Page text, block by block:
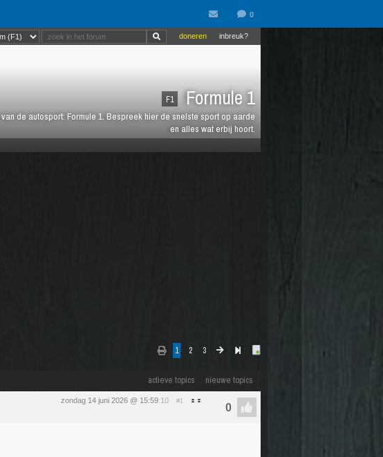
F1 Formule 1
de autosport: Formule 1. Bespreek hier de snelste sport op aarde
en alles wat erbij hoort.
inbreuk?
doneren
1 2 3
actieve topics nieuwe topics
zondag 14 juni 2026 @ 15:59:10 #1